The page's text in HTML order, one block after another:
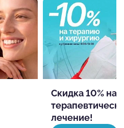
Скидка 10% на
лечение!